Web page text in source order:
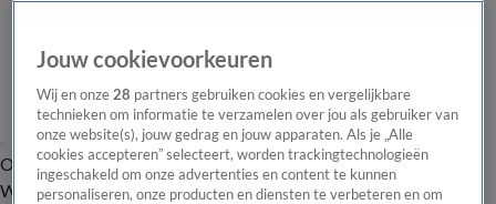
Overzicht Onze programma's Uitzendingen Onze gezichten
In de
WandelgangenInterviewsUitzending
Jouw cookievoorkeuren
Wij en onze28 partners gebruiken cookies en vergelijkbare
technieken om informatie te verzamelen over jou als gebruiker van
onze website(s), jouw gedrag en jouw apparaten. Als je „Alle
cookies accepteren” selecteert, worden trackingtechnologieën
ingeschakeld om onze advertenties en content te kunnen
personaliseren, onze producten en diensten te verbeteren en om